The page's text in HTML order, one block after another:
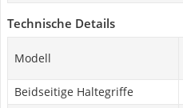
Technische Details
Modell
Beidseitige Haltegriffe